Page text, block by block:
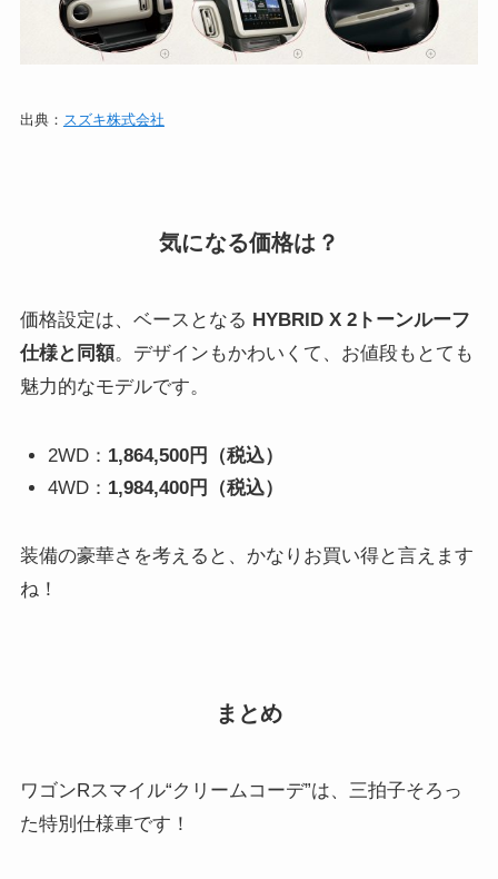
出典： スズキ株式会社
気になる価格は？
価格設定は、ベースとなる HYBRID X 2トーンルーフ
仕様と同額。デザインもかわいくて、お値段もとても
魅力的なモデルです。
2WD： 1,864,500円（税込）
4WD： 1,984,400円（税込）
装備の豪華さを考えると、かなりお買い得と言えます
ね！
まとめ
ワゴンRスマイル“クリームコーデ”は、三拍子そろっ
た特別仕様車です！